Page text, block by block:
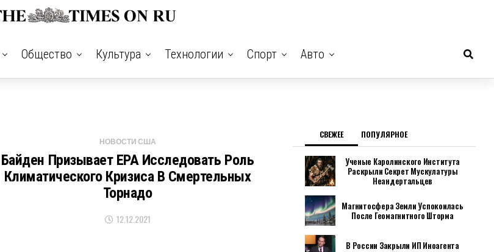
Общество Культура Технологии Спорт Авто
НОВОСТИ США
Байден Призывает EPA Исследовать Роль
Климатического Кризиса В Смертельных
Торнадо
12.12.2021
СВЕЖЕЕ ПОПУЛЯРНОЕ
Ученые Каролинского Института
Раскрыли Секрет Мускулатуры
Неандертальцев
Магнитосфера Земли Успокоилась
После Геомагнитного Шторма
В России Закрыли ИП Иноагента